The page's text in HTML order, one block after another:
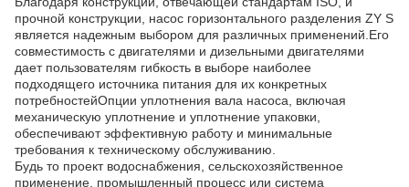
прочной конструкции, насос горизонтального разделения ZY S
является надежным выбором для различных применений.Его
совместимость с двигателями и дизельными двигателями
дает пользователям гибкость в выборе наиболее
подходящего источника питания для их конкретных
потребностейОпции уплотнения вала насоса, включая
механическую уплотнение и уплотнение упаковки,
обеспечивают эффективную работу и минимальные
требования к техническому обслуживанию.
Будь то проект водоснабжения, сельскохозяйственное
применение, промышленный процесс или система